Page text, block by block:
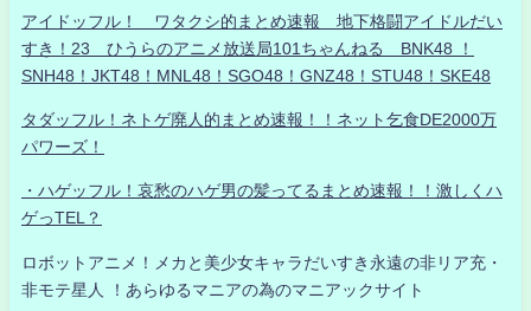
アイドッフル！ ワタクシ的まとめ速報 地下格闘アイドルだい
すき！23 ひうらのアニメ放送局101ちゃんねる BNK48 ！
SNH48！JKT48！MNL48！SGO48！GNZ48！STU48！SKE48
タダッフル！ネトゲ廃人的まとめ速報！！ネット乞食DE2000万
パワーズ！
・ハゲッフル！哀愁のハゲ男の髪ってるまとめ速報！！激しくハ
ゲっTEL？
ロボットアニメ！メカと美少女キャラだいすき永遠の非リア充・
非モテ星人 ！あらゆるマニアの為のマニアックサイト